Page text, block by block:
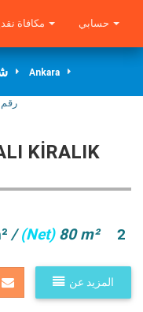
Ankara
KİRALIK
/(Net)80 m²
2
المزيد عن